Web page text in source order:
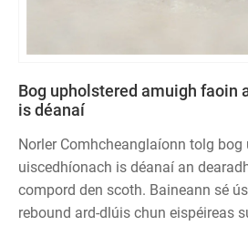
Bog upholstered amuigh faoin
is déanaí
Norler Comhcheanglaíonn tolg bog
uiscedhíonach is déanaí an
compord den scoth. Baineann sé
rebound ard-dlúis chun eispéireas